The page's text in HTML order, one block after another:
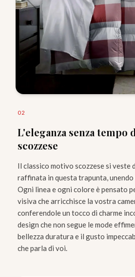
02
L'eleganza senza tempo
scozzese
Il classico motivo scozzese si veste
raffinata in questa trapunta,
Ogni linea e ogni colore è pensato
visiva che arricchisce la vostra
conferendole un tocco di charme
design che non segue le mode
bellezza duratura e il gusto
che parla di voi.